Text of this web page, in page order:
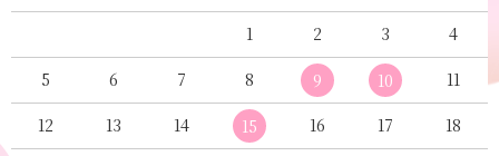
1 2 3 4
5 6 7 8 9 10 11
12 13 14 15 16 17 18